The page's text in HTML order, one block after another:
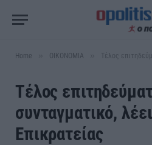
Home ΟΙΚΟΝΟΜΙΑ Τέλος επιτηδεύματος:
Τέλος
συνταγματικό,
Επικρατείας